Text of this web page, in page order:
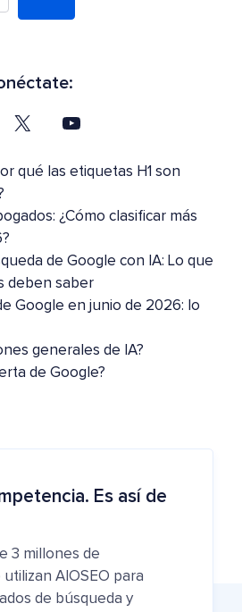
qué las etiquetas H1 son
¿Cómo clasificar más
de Google con IA: Lo que
deben saber
Google en junio de 2026: lo
generales de IA?
de Google?
Es así de
3 millones de
AIOSEO para
de búsqueda y